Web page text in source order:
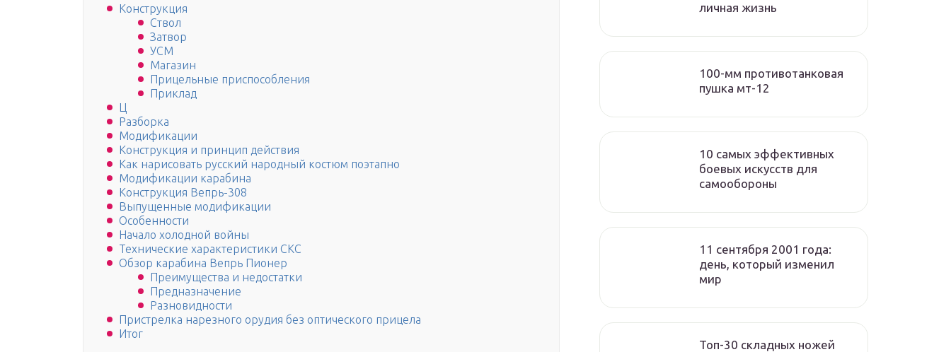
Конструкция
Ствол
Затвор
УСМ
Магазин
Прицельные приспособления
Приклад
Ц
Разборка
Модификации
Конструкция и принцип действия
Как нарисовать русский народный костюм поэтапно
Модификации карабина
Конструкция Вепрь-308
Выпущенные модификации
Особенности
Начало холодной войны
Технические характеристики СКС
Обзор карабина Вепрь Пионер
Преимущества и недостатки
Предназначение
Разновидности
Пристрелка нарезного орудия без оптического прицела
Итог
личная жизнь
100-мм противотанковая
пушка мт-12
10 самых эффективных
боевых искусств для
самообороны
11 сентября 2001 года:
день, который изменил
мир
Топ-30 складных ножей